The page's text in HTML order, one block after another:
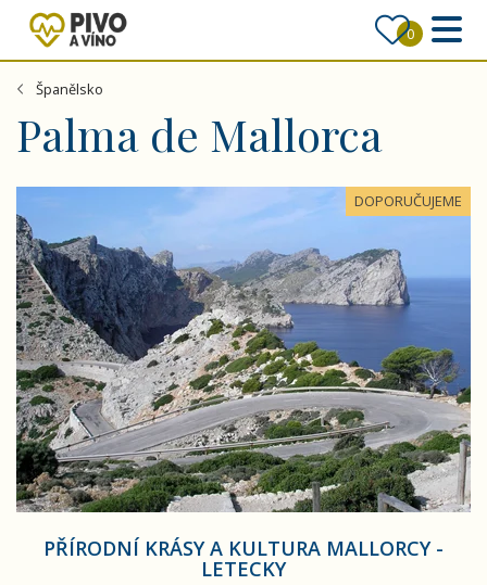
0
Španělsko
Palma de Mallorca
DOPORUČUJEME
Přírodní krásy a kultura Mallorcy - letecky
PŘÍRODNÍ KRÁSY A KULTURA MALLORCY -
LETECKY